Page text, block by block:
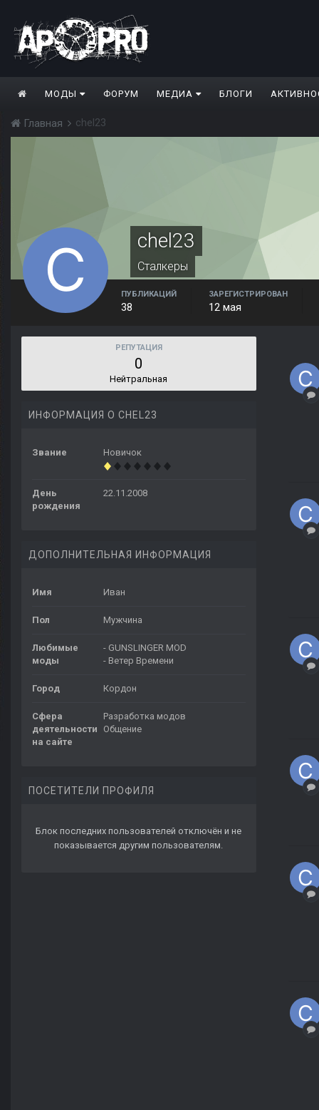
МОДЫ ФОРУМ МЕДИА БЛОГИ
Главная chel23
chel23
Сталкеры
ПУБЛИКАЦИЙ
38
ЗАРЕГИСТРИРОВАН
12 мая
РЕПУТАЦИЯ
0
Нейтральная
ИНФОРМАЦИЯ О CHEL23
Звание Новичок
День
рождения
22.11.2008
ДОПОЛНИТЕЛЬНАЯ ИНФОРМАЦИЯ
Имя Иван
Пол Мужчина
Любимые
моды
- GUNSLINGER MOD
- Ветер Времени
Город Кордон
Сфера
деятельности
на сайте
Разработка модов
Общение
ПОСЕТИТЕЛИ ПРОФИЛЯ
Блок последних пользователей отключён и не
показывается другим пользователям.